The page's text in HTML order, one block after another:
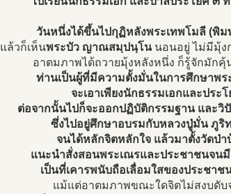
วันหนึ่งได้ขึ้นไปกุฏิหลังพระเทพโมลี (พิม
แล้วก็เห็นพระบัว ญาณสมฺปนฺโนนอนอยู่ ไม่มีมุ้ง
อาตมภาพได้ถวายมุ้งหลังหนึ่ง ก็รู้จักมัก
ท่านเป็นผู้ที่มีความตั้งมั่นในการศึกษาพร
จะเอาเพียงนักธรรมเอกและประ
ต่อจากนั้นไปก็จะออกปฏิบัติกรรมฐาน และวิ
ซึ่งไปอยู่ศึกษาอบรมกับหลวงปู่มั่น ภูริ
จนได้หลักจิตหลักใจ แล้วมาตั้งวัดป่า
แนะนำสั่งสอนพระเณรและประชาชนจน
เป็นที่เคารพนับถือเลื่อมใสของประชาช
แม้แต่อาตมภาพขณะใดจิตไม่สงบดับ